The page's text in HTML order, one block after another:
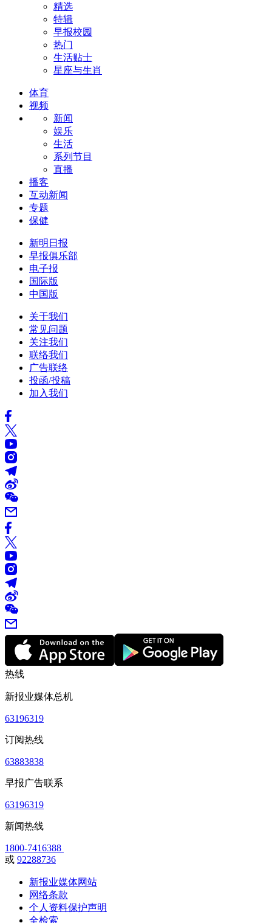
精选
特辑
早报校园
热门
生活贴士
星座与生肖
体育
视频
新闻
娱乐
生活
系列节目
直播
播客
互动新闻
专题
保健
新明日报
早报俱乐部
电子报
国际版
中国版
关于我们
常见问题
关注我们
联络我们
广告联络
投函/投稿
加入我们
热线
新报业媒体总机
63196319
订阅热线
63883838
早报广告联系
63196319
新闻热线
1800-7416388
或 92288736
新报业媒体网站
网络条款
个人资料保护声明
全检索